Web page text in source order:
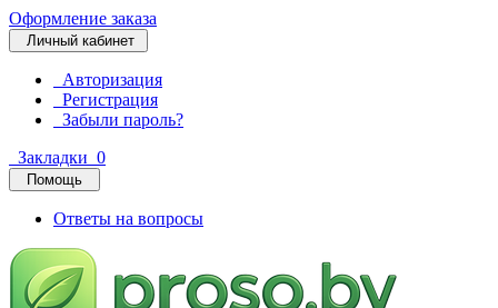
Оформление заказа
Личный кабинет
Авторизация
Регистрация
Забыли пароль?
Закладки 0
Помощь
Ответы на вопросы